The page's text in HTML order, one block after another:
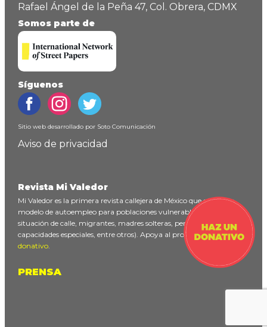
Rafael Ángel de la Peña 47, Col. Obrera, CDMX
Somos parte de
Síguenos
Sitio web desarrollado por Soto Comunicación
Aviso de privacidad
Revista Mi Valedor
Mi Valedor es la primera revista callejera de México que ofrece un
modelo de autoempleo para poblaciones vulnerables (personas en
situación de calle, migrantes, madres solteras, personas con
capacidades especiales, entre otros). Apoya al proyectohaciendo un
donativo.
PRENSA